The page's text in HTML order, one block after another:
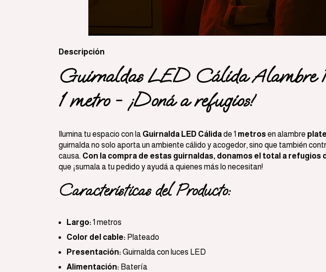
Descripción
Guirnaldas LED Cálida Alambre
1 metro - ¡Doná a refugios!
Ilumina tu espacio con la Guirnalda LED Cálidade 1 metrosen alambre
guirnalda no solo aporta un ambiente cálido y acogedor, sino que también
causa. Con la compra de estas guirnaldas, donamos el total a refugios
que ¡sumala a tu pedido y ayudá a quienes más lo necesitan!
Características del Producto:
Largo: 1 metros
Color del cable: Plateado
Presentación: Guirnalda con luces LED
Alimentación: Batería